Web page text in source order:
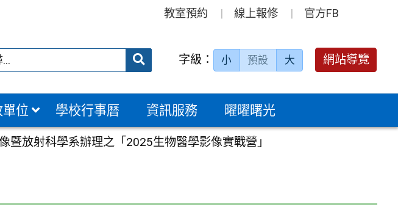
教室預約 線上報修 官方FB
送出 字級： 小 預設 大 網站導覽
位 學校行事曆 資訊服務 曜曜曙光
放射科學系辦理之「2025生物醫學影像實戰營」